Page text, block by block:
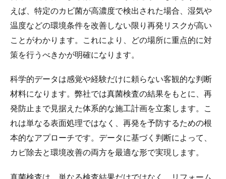
えば、特定のカビ菌が高濃度で検出された場合、湿気や
温度などの環境条件を改善しない限り再発リスクが高い
ことがわかります。これにより、どの場所に重点的に対
策を行うべきかが明確になります。
科学的データは感覚や経験だけに頼らない客観的な判断
材料になります。弊社では真菌検査の結果をもとに、再
発防止まで見据えた体系的な施工計画を立案します。こ
れは単なる表面処理ではなく、再発を予防するための根
本的なアプローチです。データに基づく判断によって、
カビ除去と環境改善の両方を最適な形で実現します。
真菌検査は、単なる検査結果だけではなく、リフォーム